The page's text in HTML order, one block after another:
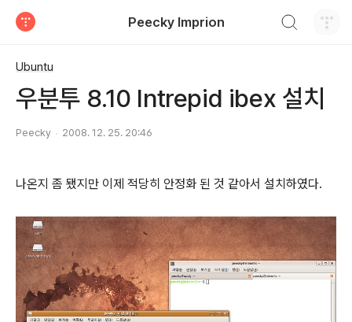
Peecky Imprion
Ubuntu
우분투 8.10 Intrepid ibex 설치
Peecky 2008. 12. 25. 20:46
나온지 좀 됐지만 이제 적당히 안정화 된 것 같아서 설치하였다.